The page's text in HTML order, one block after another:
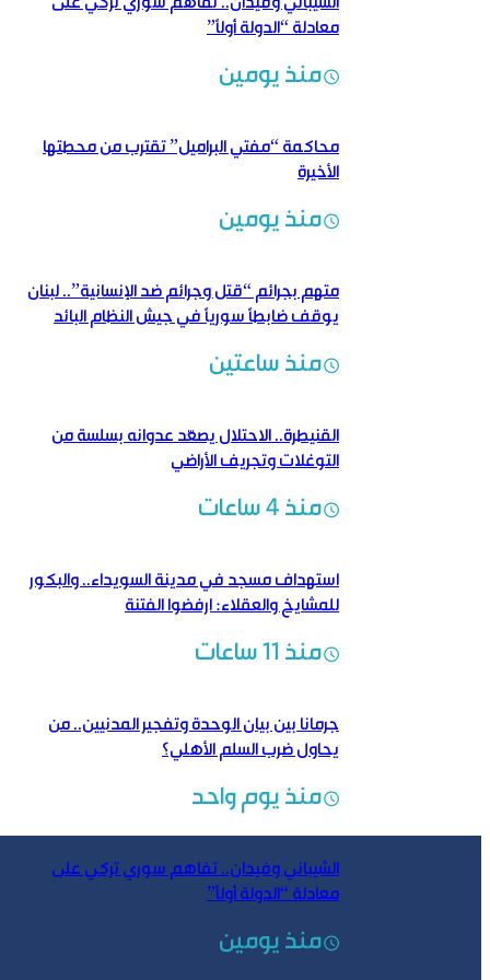
الشيباني وفيدان.. تفاهم سوري تركي على
معادلة “الدولة أولاً”
منذ يومين
محاكمة “مفتي البراميل” تقترب من محطتها
الأخيرة
منذ يومين
متهم بجرائم “قتل وجرائم ضد الإنسانية”.. لبنان
يوقف ضابطاً سورياً في جيش النظام البائد
منذ ساعتين
القنيطرة.. الاحتلال يصعّد عدوانه بسلسة من
التوغلات وتجريف الأراضي
منذ 4 ساعات
استهداف مسجد في مدينة السويداء.. والبكور
للمشايخ والعقلاء: ارفضوا الفتنة
منذ 11 ساعات
جرمانا بين بيان الوحدة وتفجير المدنيين.. من
يحاول ضرب السلم الأهلي؟
منذ يوم واحد
الشيباني وفيدان.. تفاهم سوري تركي على
معادلة “الدولة أولاً”
منذ يومين